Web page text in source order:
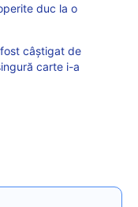
duc la o
câștigat de
carte i-a